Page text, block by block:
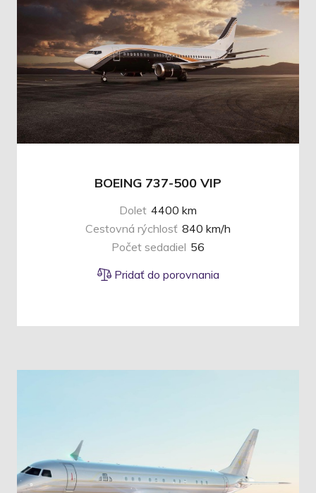
BOEING 737-500 VIP
Dolet 4400 km
Cestovná rýchlosť 840 km/h
Počet sedadiel 56
Pridať do porovnania